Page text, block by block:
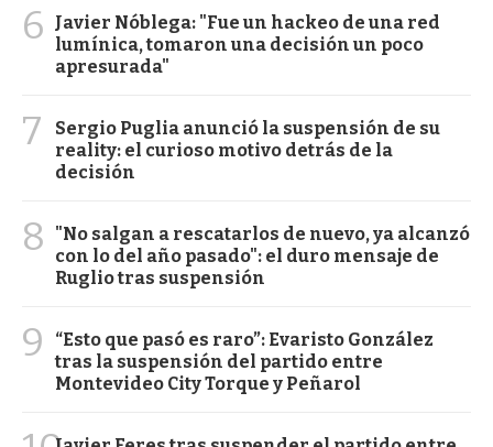
6
Javier Nóblega: "Fue un hackeo de una red
lumínica, tomaron una decisión un poco
apresurada"
7
Sergio Puglia anunció la suspensión de su
reality: el curioso motivo detrás de la
decisión
8
"No salgan a rescatarlos de nuevo, ya alcanzó
con lo del año pasado": el duro mensaje de
Ruglio tras suspensión
9
“Esto que pasó es raro”: Evaristo González
tras la suspensión del partido entre
Montevideo City Torque y Peñarol